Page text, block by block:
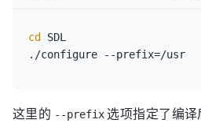
cd
SDL
这里的 --prefix 选项指定了编